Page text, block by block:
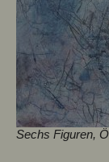
Sechs Figuren,